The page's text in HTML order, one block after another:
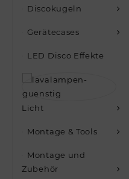
Discokugeln
Gerätecases
LED Disco Effekte
Licht
Montage & Tools
Montage und
Zubehör